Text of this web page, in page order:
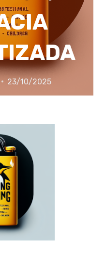
23/10/2025